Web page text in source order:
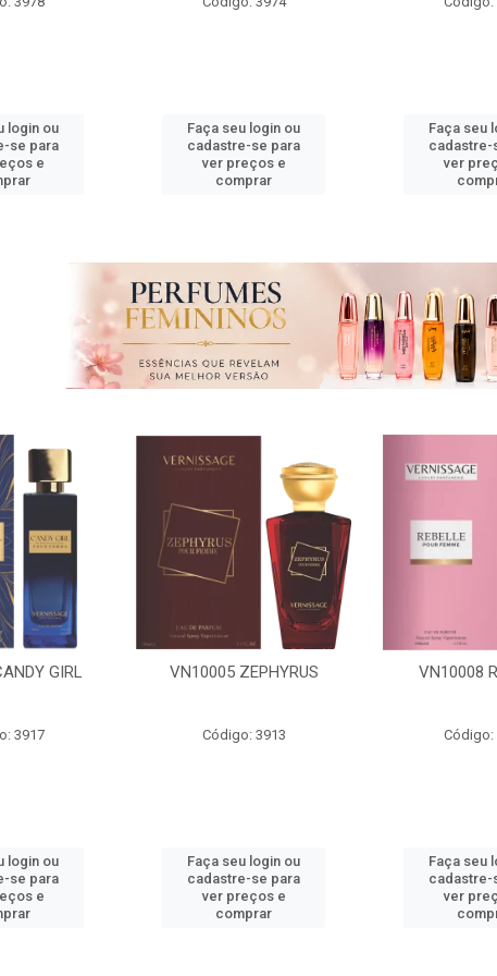
login ou
se para
e
Faça seu login ou
cadastre-se para
ver preços e
comprar
Faça seu
cadastre-
ver
3913
login ou
se para
e
VN10008 REBELLE
Código: 3915
Faça seu login ou
cadastre-se para
ver preços e
comprar
VN30031
Código:
Faça seu
cadastre-
ver